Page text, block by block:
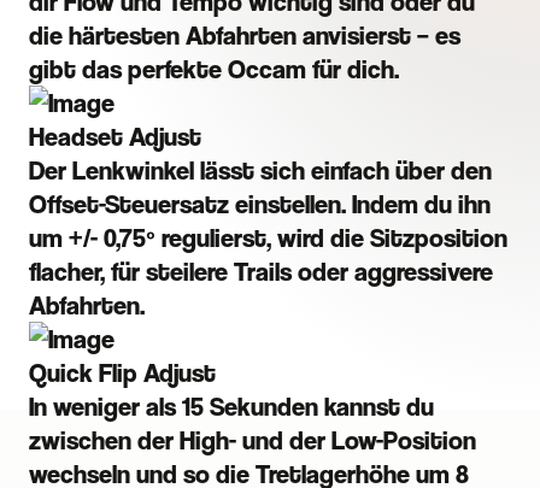
die härtesten Abfahrten anvisierst – es
gibt das perfekte Occam für dich.
Headset Adjust
Der Lenkwinkel lässt sich einfach über den
Offset-Steuersatz einstellen. Indem du ihn
um +/- 0,75º regulierst, wird die Sitzposition
flacher, für steilere Trails oder aggressivere
Abfahrten.
Quick Flip Adjust
In weniger als 15 Sekunden kannst du
zwischen der High- und der Low-Position
wechseln und so die Tretlagerhöhe um 8